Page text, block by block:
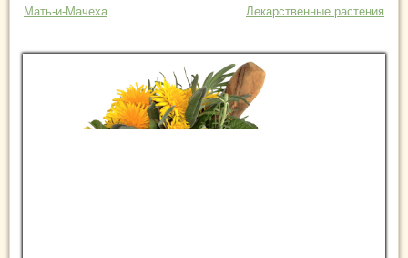
Мать-и-Мачеха Лекарственные растения